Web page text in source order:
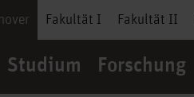
Fakultät I Fakultät II
Studium Forschung